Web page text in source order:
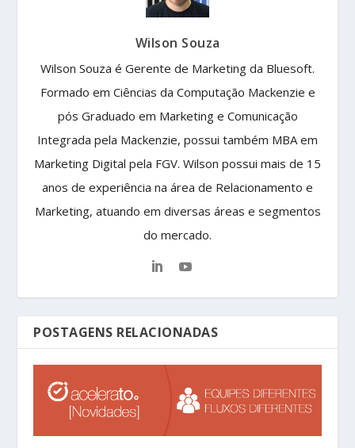
Wilson Souza
Wilson Souza é Gerente de Marketing da Bluesoft.
Formado em Ciências da Computação Mackenzie e
pós Graduado em Marketing e Comunicação
Integrada pela Mackenzie, possui também MBA em
Marketing Digital pela FGV. Wilson possui mais de 15
anos de experiência na área de Relacionamento e
Marketing, atuando em diversas áreas e segmentos
do mercado.
POSTAGENS RELACIONADAS